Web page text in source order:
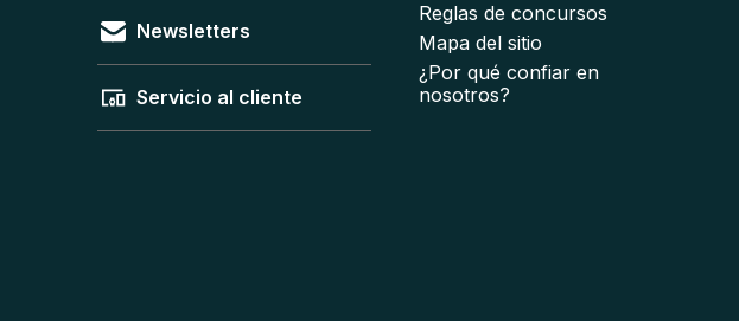
Newsletters
Servicio al cliente
Reglas de concursos
Mapa del sitio
¿Por qué confiar en
nosotros?